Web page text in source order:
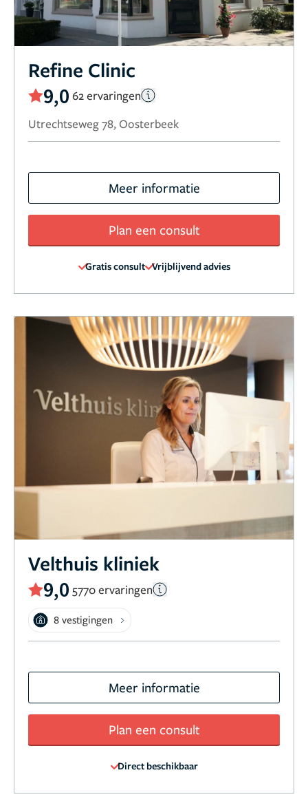
Refine Clinic
9,0 62 ervaringen
Utrechtseweg 78, Oosterbeek
Meer informatie
Plan een consult
Gratis consult Vrijblijvend advies
Velthuis kliniek
9,0 5770 ervaringen
8 vestigingen
Meer informatie
Plan een consult
Direct beschikbaar